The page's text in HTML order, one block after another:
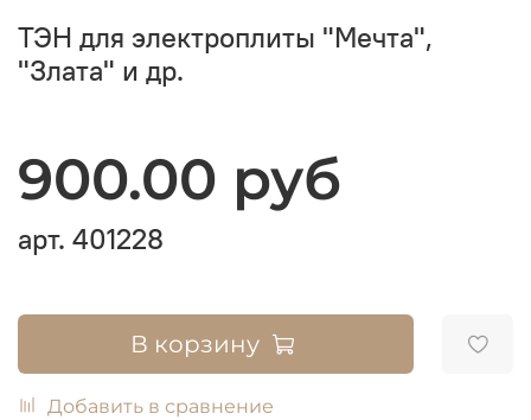
ТЭН для электроплиты "Мечта",
"Злата" и др.
900.00 руб
арт. 401228
В корзину
Добавить в сравнение